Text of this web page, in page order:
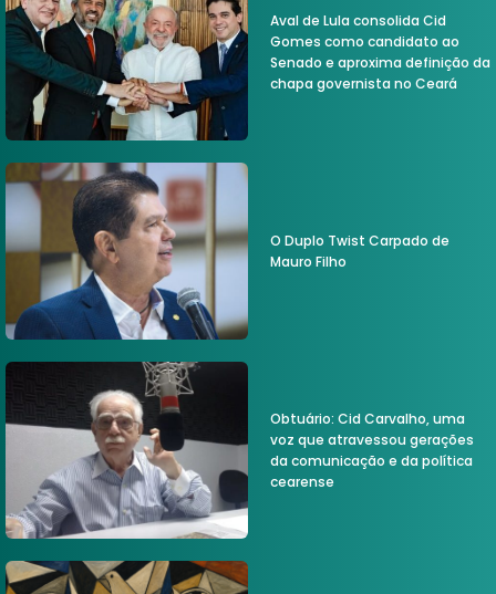
Aval de Lula consolida Cid
Gomes como candidato ao
Senado e aproxima definição da
chapa governista no Ceará
O Duplo Twist Carpado de
Mauro Filho
Obtuário: Cid Carvalho, uma
voz que atravessou gerações
da comunicação e da política
cearense